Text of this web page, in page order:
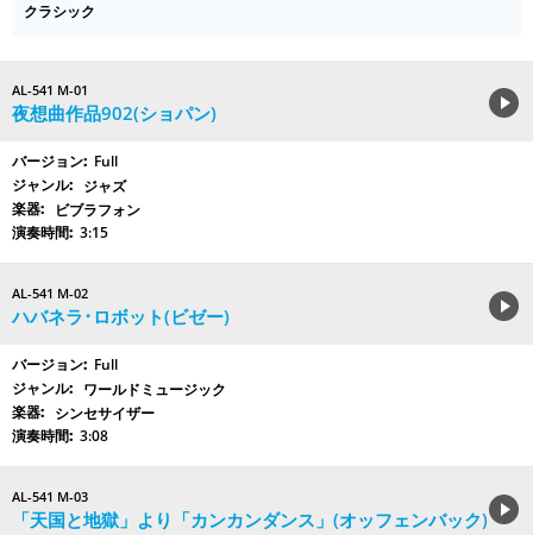
クラシック
AL-541 M-01
夜想曲作品902(ショパン)
Full
ジャズ
ビブラフォン
3:15
AL-541 M-02
ハバネラ･ロボット(ビゼー)
Full
ワールドミュージック
シンセサイザー
3:08
AL-541 M-03
「天国と地獄」より「カンカンダンス」(オッフェンバック)